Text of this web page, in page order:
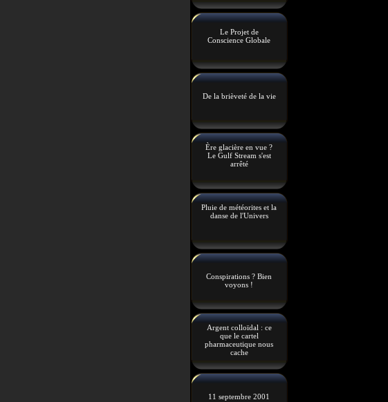
Le Projet de
Conscience Globale
De la brièveté de la vie
Ère glacière en vue ?
Le Gulf Stream s'est
arrêté
Pluie de météorites et la
danse de l'Univers
Conspirations ? Bien
voyons !
Argent colloïdal : ce
que le cartel
pharmaceutique nous
cache
11 septembre 2001